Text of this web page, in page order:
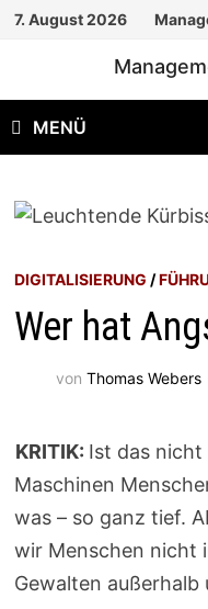
Zum
7. August 2026
MENÜ
DIGITALISIERUNG /
Wer hat
vonThomas Webers
KRITIK: Ist das nicht
Maschinen
was – so ganz tief.
wir Menschen nicht
Gewalten außerhalb